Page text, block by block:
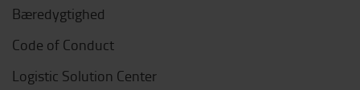
Bæredygtighed
Code of Conduct
Logistic Solution Center